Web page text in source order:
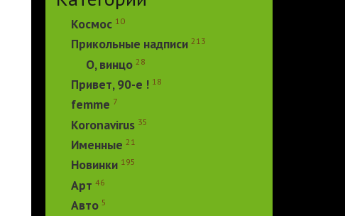
Космос 10
Прикольные надписи 213
О, винцо 28
Привет, 90-е ! 18
femme 7
Koronavirus 35
Именные 21
Новинки 195
Арт 46
Авто 5